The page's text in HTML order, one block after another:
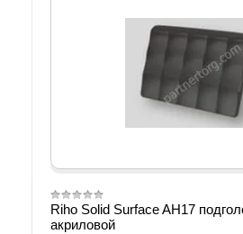
Riho Solid Surface AH17
акриловой